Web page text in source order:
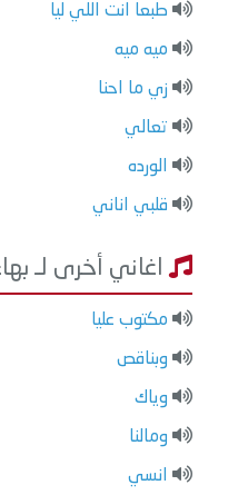
طبعا انت اللي ليا
ميه ميه
زي ما احنا
تعالي
الورده
قلبي اناني
اغاني أخرى لـ
مكتوب عليا
وبناقص
وياك
ومالنا
انسي